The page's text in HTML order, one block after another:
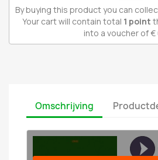
By buying this product you can
Your cart will contain total 1 point
into a voucher of€
Omschrijving